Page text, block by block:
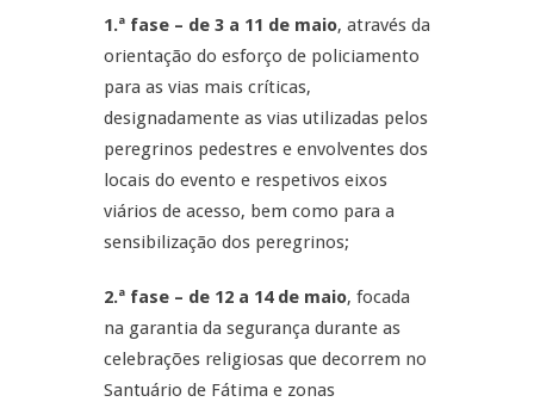
1.ª fase – de 3 a 11 de maio, através da
orientação do esforço de policiamento
para as vias mais críticas,
designadamente as vias utilizadas pelos
peregrinos pedestres e envolventes dos
locais do evento e respetivos eixos
viários de acesso, bem como para a
sensibilização dos peregrinos;
2.ª fase – de 12 a 14 de maio, focada
na garantia da segurança durante as
celebrações religiosas que decorrem no
Santuário de Fátima e zonas